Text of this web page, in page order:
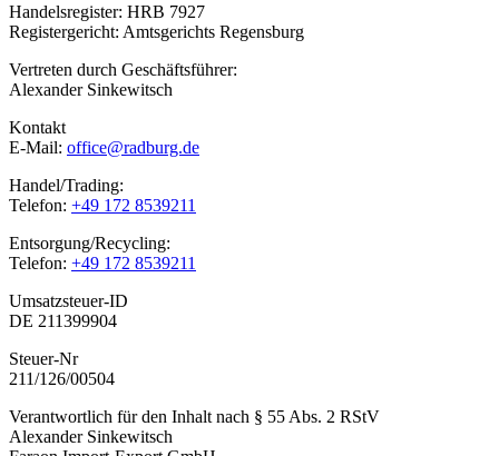
Handelsregister: HRB 7927
Registergericht: Amtsgerichts Regensburg
Vertreten durch Geschäftsführer:
Alexander Sinkewitsch
Kontakt
E-Mail: office@radburg.de
Handel/Trading:
Telefon: +49 172 8539211
Entsorgung/Recycling:
Telefon: +49 172 8539211
Umsatzsteuer-ID
DE 211399904
Steuer-Nr
211/126/00504
Verantwortlich für den Inhalt nach § 55 Abs. 2 RStV
Alexander Sinkewitsch